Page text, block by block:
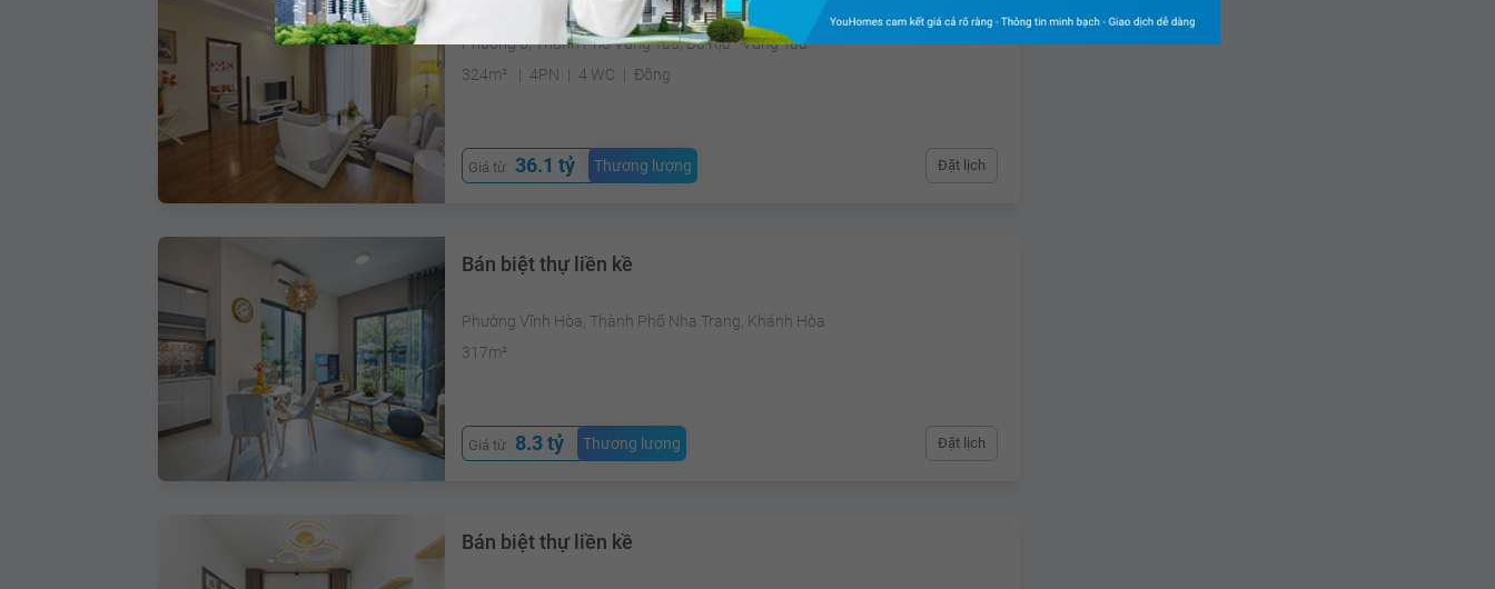
Phường 8, Thành Phố Vũng Tàu, Bà Rịa - Vũng Tàu
324m²
4PN 4 WC Đông
Giá từ 36.1 tỷ Thương lượng Đặt lịch
Bán biệt thự liền kề
Phường Vĩnh Hòa, Thành Phố Nha Trang, Khánh Hòa
317m²
Giá từ 8.3 tỷ Thương lượng Đặt lịch
Bán biệt thự liền kề